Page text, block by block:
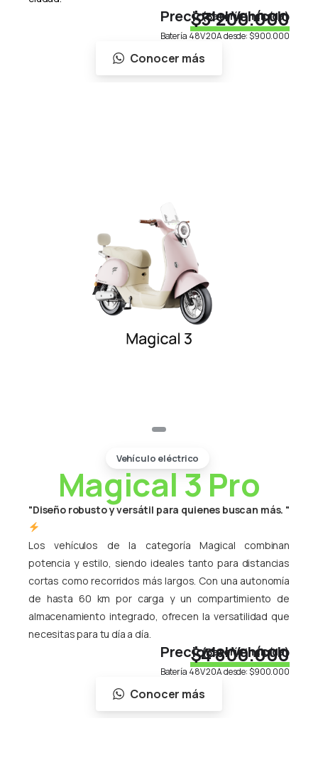
Precio del Vehículo
(Batería incluída)
$3'200.000
Batería 48V 20A desde:$900.000
Conocer más
Vehículo eléctrico
Magical 3 Pro
"Diseño robusto y versátil para quienes buscan más. "
Los vehículos de la categoría Magical combinan
potencia y estilo, siendo ideales tanto para distancias
cortas como recorridos más largos. Con una autonomía
de hasta 60 km por carga y un compartimiento de
almacenamiento integrado, ofrecen la versatilidad que
necesitas para tu día a día.
Precio del Vehículo
(Batería incluída)
$4'800.000
Batería 48V 20A desde:$900.000
Conocer más